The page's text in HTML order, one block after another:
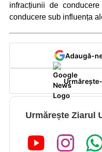
infracțiunii de
conducere sub influența
Adaugă-
Urmărește Ziarul